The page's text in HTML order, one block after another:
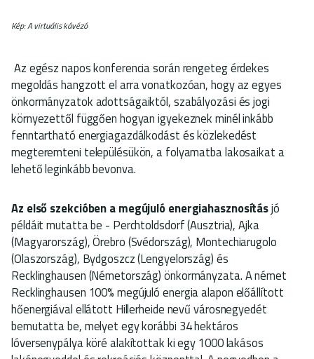
Kép: A virtuális kávézó
Az egész napos konferencia során rengeteg érdekes
megoldás hangzott el arra vonatkozóan, hogy az egyes
önkormányzatok adottságaiktól, szabályozási és jogi
környezettől függően hogyan igyekeznek minél inkább
fenntartható energiagazdálkodást és közlekedést
megteremteni településükön, a folyamatba lakosaikat a
lehető leginkább bevonva.
Az első szekcióben a megújuló energiahasznosításjó
példáit mutatta be - Perchtoldsdorf (Ausztria), Ajka
(Magyarország), Örebro (Svédország), Montechiarugolo
(Olaszország), Bydgoszcz (Lengyelország) és
Recklinghausen (Németország) önkormányzata. A német
Recklinghausen 100% megújuló energia alapon előállított
hőenergiával ellátott Hillerheide nevű városnegyedét
bemutatta be, melyet egy korábbi 34 hektáros
lóversenypálya köré alakítottak ki egy 1000 lakásos